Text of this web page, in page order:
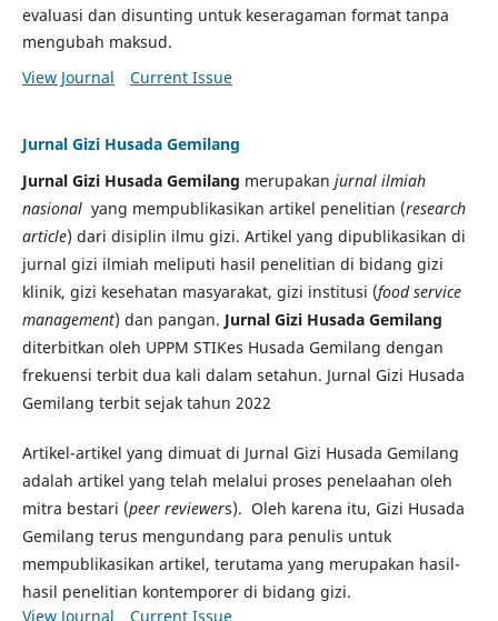
evaluasi dan disunting untuk keseragaman format tanpa
mengubah maksud.
View Journal
Current Issue
Jurnal Gizi Husada Gemilang
Jurnal Gizi Husada Gemilang merupakan jurnal ilmiah
nasionalyang mempublikasikan artikel penelitian (research
article) dari disiplin ilmu gizi. Artikel yang dipublikasikan di
jurnal gizi ilmiah meliputi hasil penelitian di bidang gizi
klinik, gizi kesehatan masyarakat, gizi institusi (food service
management) dan pangan. Jurnal Gizi Husada Gemilang
diterbitkan oleh UPPM STIKes Husada Gemilang dengan
frekuensi terbit dua kali dalam setahun. Jurnal Gizi Husada
Gemilang terbit sejak tahun 2022
Artikel-artikel yang dimuat di Jurnal Gizi Husada Gemilang
adalah artikel yang telah melalui proses penelaahan oleh
mitra bestari (peer reviewers). Oleh karena itu, Gizi Husada
Gemilang terus mengundang para penulis untuk
mempublikasikan artikel, terutama yang merupakan hasil-
hasil penelitian kontemporer di bidang gizi.
View Journal
Current Issue